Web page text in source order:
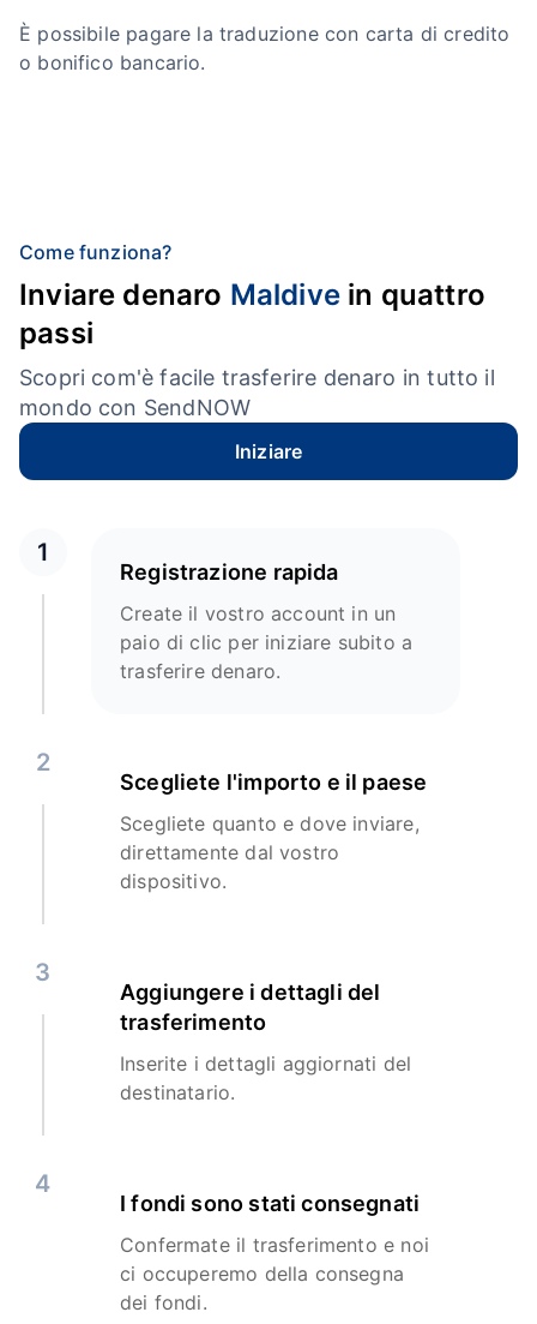
È possibile pagare la traduzione con carta di credito
o bonifico bancario.
Come funziona?
Inviare denaro Maldivein quattro
passi
Scopri com'è facile trasferire denaro in tutto il
mondo con SendNOW
Iniziare
1
Registrazione rapida
Create il vostro account in un
paio di clic per iniziare subito a
trasferire denaro.
2
Scegliete l'importo e il paese
Scegliete quanto e dove inviare,
direttamente dal vostro
dispositivo.
3
Aggiungere i dettagli del
trasferimento
Inserite i dettagli aggiornati del
destinatario.
4
I fondi sono stati consegnati
Confermate il trasferimento e noi
ci occuperemo della consegna
dei fondi.